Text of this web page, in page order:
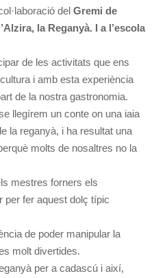
del Gremi de
la Reganyà. I a l’escola
de les activitats que ens
i amb esta experiència
de la nostra gastronomia.
llegírem un conte on una iaia
la reganyà, i ha resultat una
molts de nosaltres no la
mestres forners els
per fer aquest dolç típic
de poder manipular la
molt divertides.
per a cadascú i així,